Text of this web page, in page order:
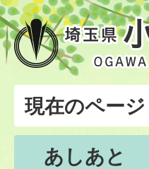
現在のページ
あしあと